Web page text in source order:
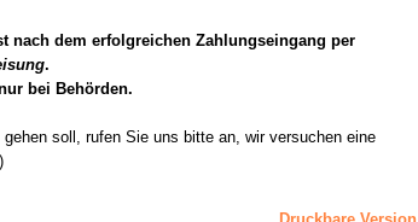
nach dem erfolgreichen Zahlungseingang per
.
bei Behörden.
soll, rufen Sie uns bitte an, wir versuchen eine